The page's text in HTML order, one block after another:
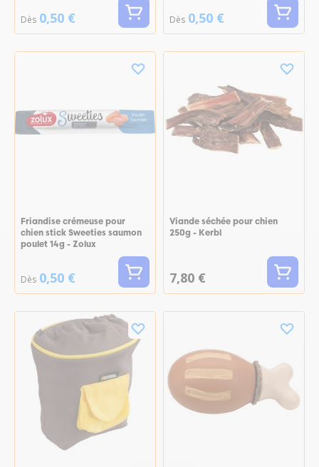
Dès 0,50 € Dès 0,50 €
Friandise crémeuse pour
chien stick Sweeties saumon
poulet 14g - Zolux
Dès 0,50 €
Viande séchée pour chien
250g - Kerbl
7,80 €